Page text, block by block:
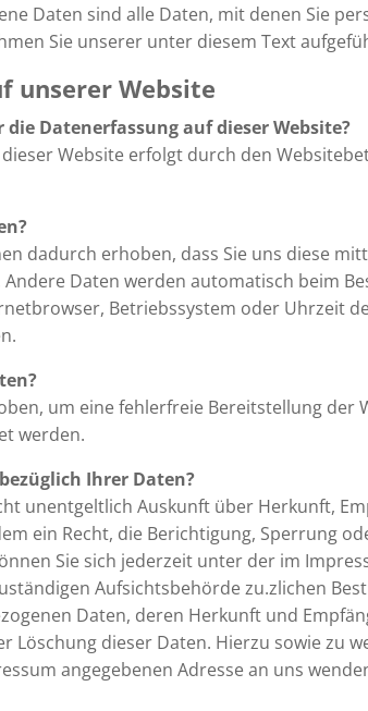
Daten sind alle Daten, mit denen Sie
Sie unserer unter diesem Text
unserer Website
Datenerfassung auf dieser Website?
Website erfolgt durch den
dadurch erhoben, dass Sie uns diese
Daten werden automatisch beim
Betriebssystem oder Uhrzeit
um eine fehlerfreie Bereitstellung
werden.
Ihrer Daten?
unentgeltlich Auskunft über Herkunft,
ein Recht, die Berichtigung, Sperrung
Sie sich jederzeit unter der im
Aufsichtsbehörde zu.zlichen
Daten, deren Herkunft und
Löschung dieser Daten. Hierzu sowie zu
angegebenen Adresse an uns